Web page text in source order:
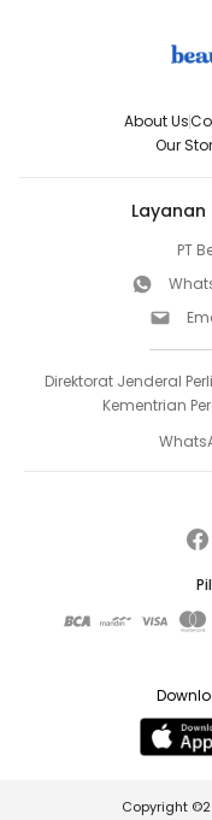
About Us
Our
PT
Direktorat Jenderal
Kementrian
Copyright